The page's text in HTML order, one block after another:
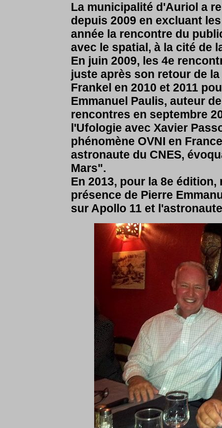
La municipalité d'Auriol a
depuis 2009 en excluant
année la rencontre du
avec le spatial, à la cité de
En juin 2009, les 4e
juste après son retour de
Frankel en 2010 et 2011
Emmanuel Paulis, auteur
rencontres en septembre
l'Ufologie avec Xavier
phénomène OVNI en
astronaute du CNES,
Mars".
En 2013, pour la 8e
présence de Pierre
sur Apollo 11 et